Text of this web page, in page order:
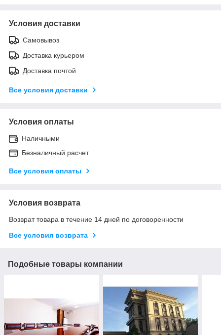
Условия доставки
Самовывоз
Доставка курьером
Доставка почтой
Все условия доставки
Условия оплаты
Наличными
Безналичный расчет
Все условия оплаты
Условия возврата
Возврат товара в течение 14 дней по договоренности
Все условия возврата
Подобные товары компании